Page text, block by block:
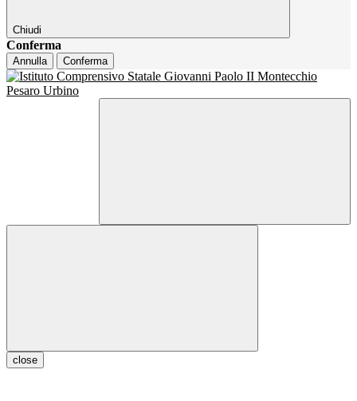
Chiudi
Conferma
Annulla Conferma
close